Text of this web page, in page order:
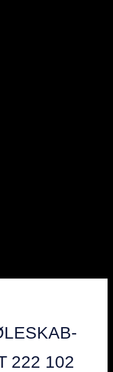
222 102